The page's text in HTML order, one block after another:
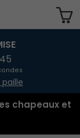
45
chapeaux et